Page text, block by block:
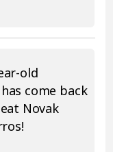
old
come back
Novak